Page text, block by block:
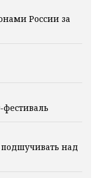
России за
подшучивать над